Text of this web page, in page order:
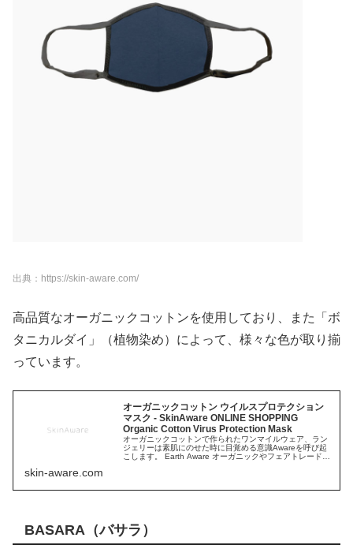
出典：https://skin-aware.com/
高品質なオーガニックコットンを使用しており、また「ボ
タニカルダイ」（植物染め）によって、様々な色が取り揃
っています。
オーガニックコットン ウイルスプロテクション
マスク - SkinAware ONLINE SHOPPING
Organic Cotton Virus Protection Mask
オーガニックコットンで作られたワンマイルウェア、ラン
ジェリーは素肌にのせた時に目覚める意識Awareを呼び起
こします。 Earth Aware オーガニックやフェアトレードを
skin-aware.com
BASARA（バサラ）